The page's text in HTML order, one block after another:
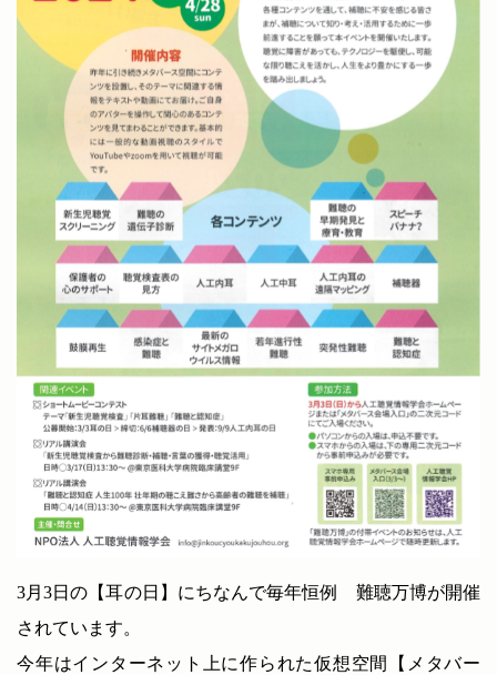
3月3日の【耳の日】にちなんで毎年恒例 難聴万博が開催
されています。
今年はインターネット上に作られた仮想空間【メタバー